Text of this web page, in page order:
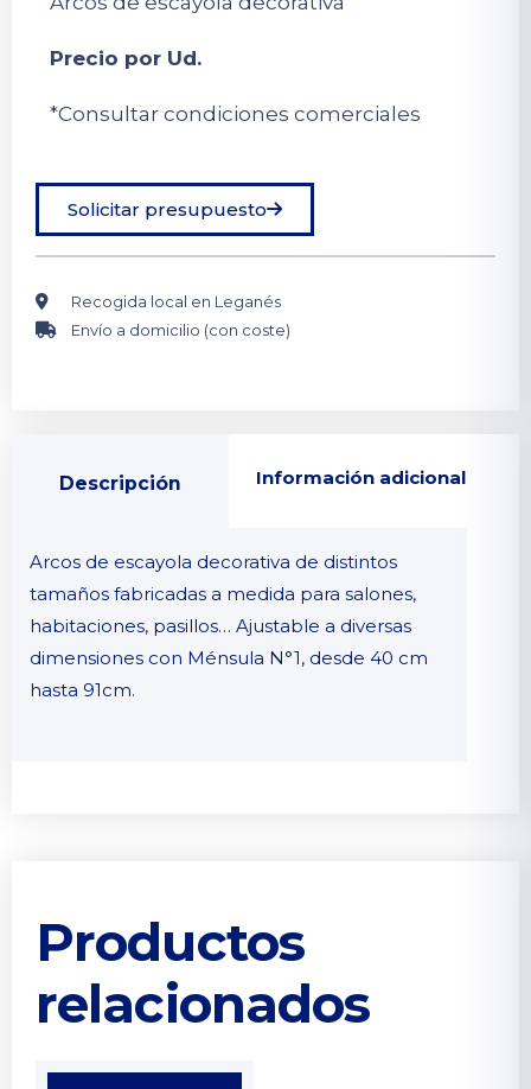
Precio por Ud.
*Consultar condiciones comerciales
Solicitar presupuesto
Recogida local en Leganés
Envío a domicilio (con coste)
Descripción Información adicional
Arcos de escayola decorativa de distintos
tamaños fabricadas a medida para salones,
habitaciones, pasillos… Ajustable a diversas
dimensiones con Ménsula N°1, desde 40 cm
hasta 91cm.
Productos
relacionados